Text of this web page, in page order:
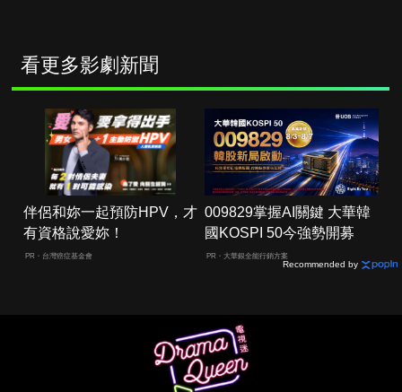
看更多影劇新聞
伴侶和妳一起預防HPV，才
有資格說愛妳！
PR・台灣癌症基金會
009829掌握AI關鍵 大華韓
國KOSPI 50今強勢開募
PR・大華銀全能行銷方案
Recommended by